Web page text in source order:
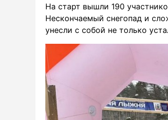
На старт вышли 190
Нескончаемый снегопад и
унесли с собой не только